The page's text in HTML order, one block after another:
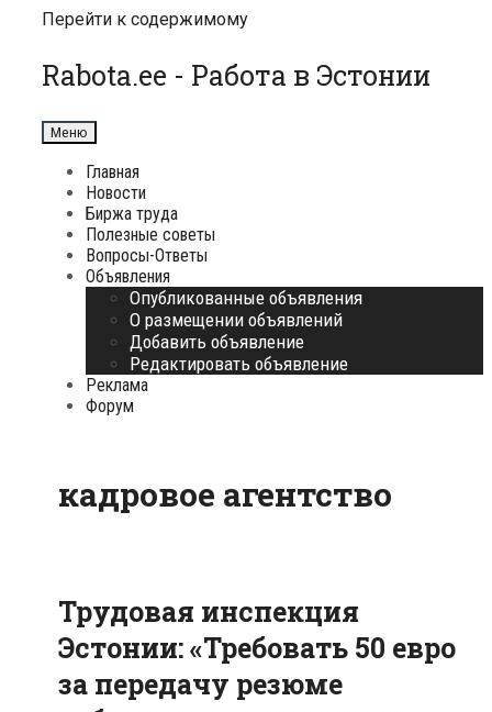
Перейти к содержимому
Rabota.ee - Работа в Эстонии
Меню
Главная
Новости
Биржа труда
Полезные советы
Вопросы-Ответы
Объявления
Опубликованные объявления
О размещении объявлений
Добавить объявление
Редактировать объявление
Реклама
Форум
кадровое агентство
Трудовая инспекция
Эстонии: «Требовать 50 евро
за передачу резюме